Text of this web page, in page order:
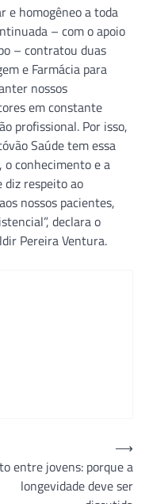
e homogêneo a toda
– com o apoio
– contratou duas
e Farmácia para
nossos
em constante
profissional. Por isso,
Saúde tem essa
o conhecimento e a
diz respeito ao
nossos pacientes,
declara o
Pereira Ventura.
entre jovens: porque a
longevidade deve ser
⟶